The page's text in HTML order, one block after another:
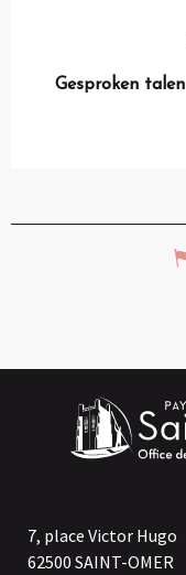
Gesproken talen
Gesproken talen
7, place Victor Hugo
62500 SAINT-OMER